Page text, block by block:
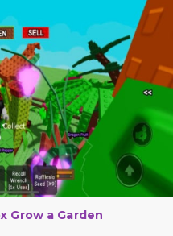
Grow a Garden